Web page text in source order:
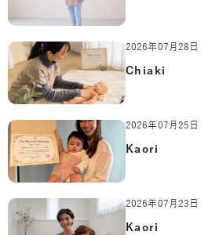
2026年07月28日
Chiaki
2026年07月25日
Kaori
2026年07月23日
Kaori